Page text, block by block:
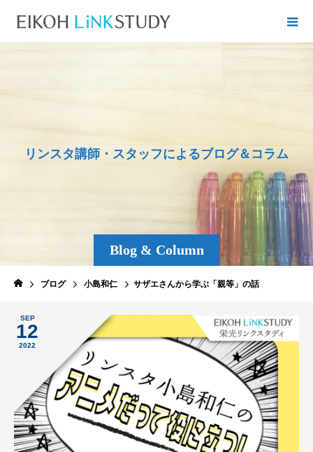
Blog & Column
リ ンスタ講師 ・ スタ ッ フによ るブログ＆ コ ラム
ブログ 小島和仁 サザエさんから学ぶ「親等」の話
SEP
12
2022